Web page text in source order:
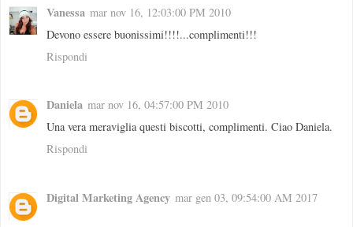
Vanessa mar nov 16, 12:03:00 PM 2010
Devono essere buonissimi!!!!...complimenti!!!
Rispondi
Daniela mar nov 16, 04:57:00 PM 2010
Una vera meraviglia questi biscotti, complimenti. Ciao Daniela.
Rispondi
Digital Marketing Agency mar gen 03, 09:54:00 AM 2017